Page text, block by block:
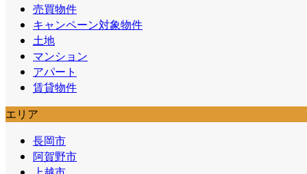
売買物件
キャンペーン対象物件
土地
マンション
アパート
賃貸物件
エリア
長岡市
阿賀野市